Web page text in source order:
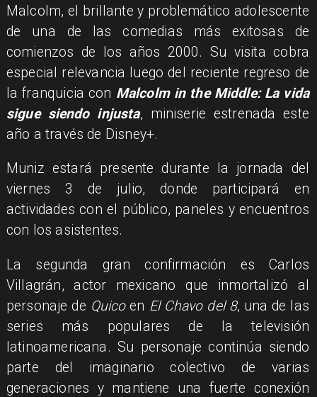
Malcolm, el brillante y problemático adolescente
de una de las comedias más exitosas de
comienzos de los años 2000. Su visita cobra
especial relevancia luego del reciente regreso de
la franquicia con Malcolm in the Middle: La vida
sigue siendo injusta, miniserie estrenada este
año a través de Disney+.
Muniz estará presente durante la jornada del
viernes 3 de julio, donde participará en
actividades con el público, paneles y encuentros
con los asistentes.
La segunda gran confirmación es Carlos
Villagrán, actor mexicano que inmortalizó al
personaje de Quicoen El Chavo del 8, una de las
series más populares de la televisión
latinoamericana. Su personaje continúa siendo
parte del imaginario colectivo de varias
generaciones y mantiene una fuerte conexión